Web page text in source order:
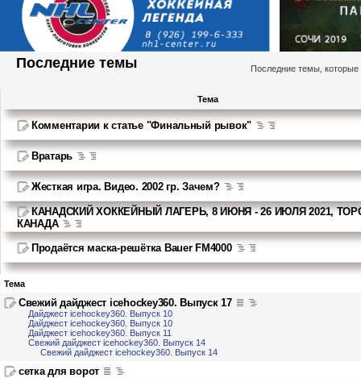
Последние темы Последние темы,
Тема
Комментарии к статье "Финальный рывок"
Вратарь
Жесткая игра. Видео. 2002 гр. Зачем?
КАНАДСКИЙ ХОККЕЙНЫЙ ЛАГЕРЬ, 8 ИЮНЯ - 26 ИЮЛЯ 2021,
КАНАДА
Продаётся маска-решётка Bauer FM4000
Тема
Свежий дайджест icehockey360. Выпуск 17
Дайджест icehockey360. Выпуск 10
Дайджест icehockey360. Выпуск 10
Дайджест icehockey360. Выпуск 11
Свежий дайджест icehockey360. Выпуск 14
Свежий дайджест icehockey360. Выпуск 14
сетка для ворот